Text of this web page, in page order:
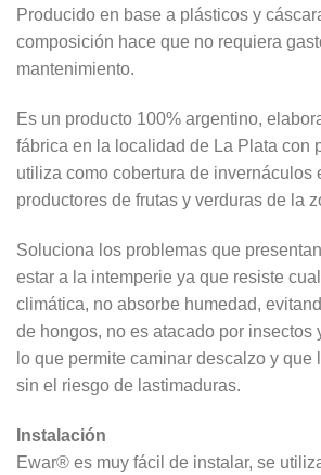
Producido en base a plásticos y
composición hace que no requiera
mantenimiento.
Es un producto 100% argentino,
fábrica en la localidad de La Plata con
utiliza como cobertura de invernáculos
productores de frutas y verduras de la
Soluciona los problemas que
estar a la intemperie ya que resiste
climática, no absorbe humedad,
de hongos, no es atacado por insectos
lo que permite caminar descalzo y que
sin el riesgo de lastimaduras.
Instalación
Ewar® es muy fácil de instalar, se